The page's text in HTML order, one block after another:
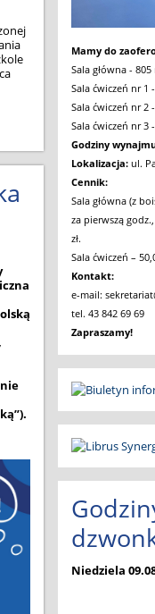
Mamy do
Sala główna - 805
Sala ćwiczeń nr 1
Sala ćwiczeń nr 2
Sala ćwiczeń nr 3
Godziny
Lokalizacja: ul.
Cennik:
Sala główna (z
za pierwszą
zł.
Sala ćwiczeń –
Kontakt:
e-mail:
tel. 43 842 69 69
Zapraszamy!
Niedziela